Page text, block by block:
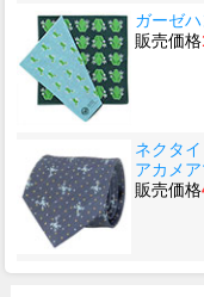
ガーゼ
販売価格
ネクタイ
アカメ
販売価格